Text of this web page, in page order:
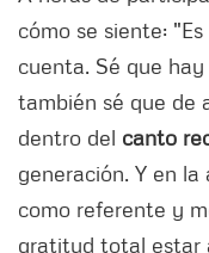
cómo se siente:
cuenta. Sé que
también sé que de
dentro del canto
generación. Y en
como referente y
gratitud total estar